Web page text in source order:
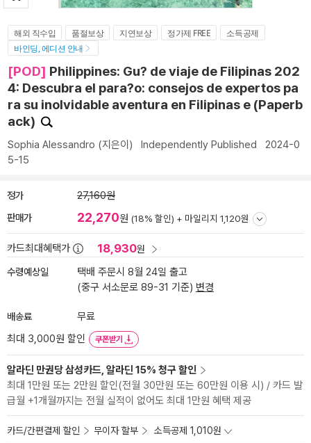
해외 직수입 품절보상 지연보상 정가제 FREE
소득공제
바인딩, 에디션 안내
[POD] Philippines: Gu? de viaje de Filipinas 202
4: Descubra el para?o: consejos de expertos pa
ra su inolvidable aventura en Filipinas e (Paperb
ack)
Sophia Alessandro (지은이) Independently Published 2024-0
5-15
정가 27,160원
판매가 22,270원 (18% 할인) + 마일리지 1,120원
카드최대혜택가 18,930원
수령예상일
택배 주문시 8월 24일 출고
(중구 서소문로 89-31 기준) 변경
배송료
무료
최대 3,000원 할인
쿠폰받기
알라딘 만권당 삼성카드, 알라딘 15% 청구 할인
최대 1만원 또는 2만원 할인(전월 30만원 또는 60만원 이용 시) / 카드 발
급월 +1개월까지는 전월 실적이 없어도 최대 1만원 혜택 제공
카드/간편결제 할인 무이자 할부 소득공제 1,010원